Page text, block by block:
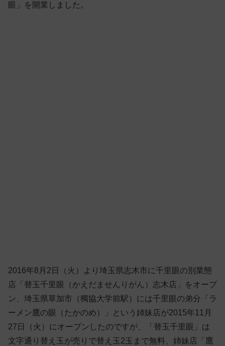
眼」を開業しました。
2016年8月2日（火）より埼玉県志木市に千里眼の別業態
店「替玉千里眼（かえだませんりがん）志木店」をオープ
ン、埼玉県草加市（獨協大学前駅）には千里眼の弟分「ラ
ーメン鷹の眼（たかのめ）」という姉妹店が2015年11月
27日（火）にオープンしたのですが、「替玉千里眼」は
文字通り替え玉が売りで替え玉2玉まで無料、姉妹店「鷹